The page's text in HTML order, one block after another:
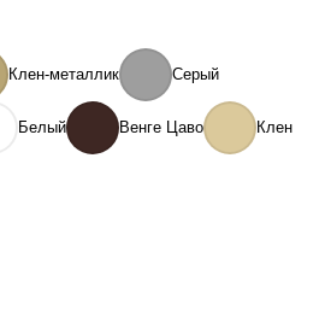
Клен-металлик Серый
Белый Венге Цаво Клен